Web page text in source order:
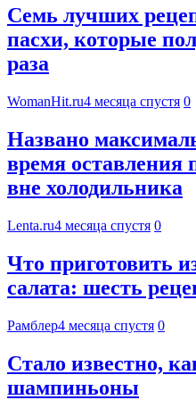
Семь лучших
пасхи, которые
раза
WomanHit.ru4 месяца спустя 0
Названо
время оставления
вне холодильника
Lenta.ru4 месяца спустя 0
Что приготовить
салата: шесть
Рамблер4 месяца спустя 0
Стало известно,
шампиньоны